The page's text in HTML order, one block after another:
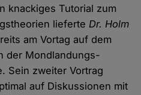
knackiges Tutorial zum
lieferteDr. Holm
am Vortag auf dem
der Mondlandungs-
Sein zweiter Vortrag
auf Diskussionen mit